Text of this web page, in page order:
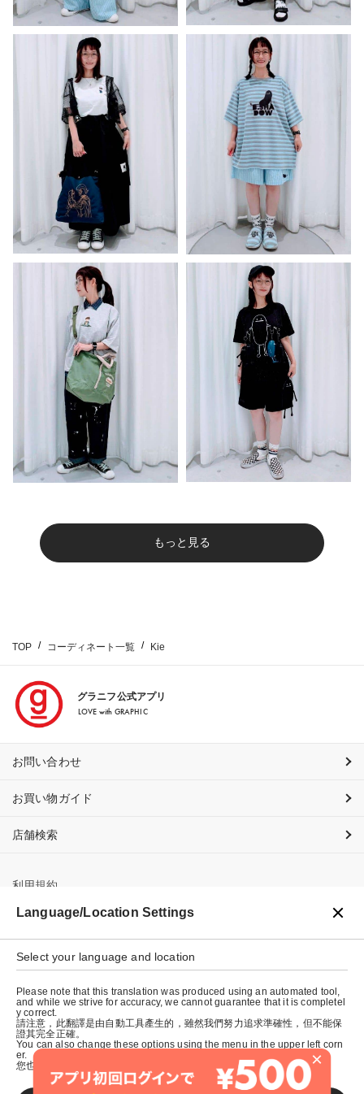
もっと見る
TOP コーディネート一覧 Kie
グラニフ公式アプリ
LOVE with GRAPHIC
お問い合わせ
お買い物ガイド
店舗検索
利用規約
プライバシーポリシー
特定商取引法に基づく表示
会社概要
×
Language/Location Settings
Select your language and location
Please note that this translation was produced using an automated tool,
and while we strive for accuracy, we cannot guarantee that it is completel
y correct.
請注意，此翻譯是由自動工具產生的，雖然我們努力追求準確性，但不能保
證其完全正確。
You can also change these options using the menu in the upper left corn
er.
您也可以使用左上角的選單來更改這些選項。